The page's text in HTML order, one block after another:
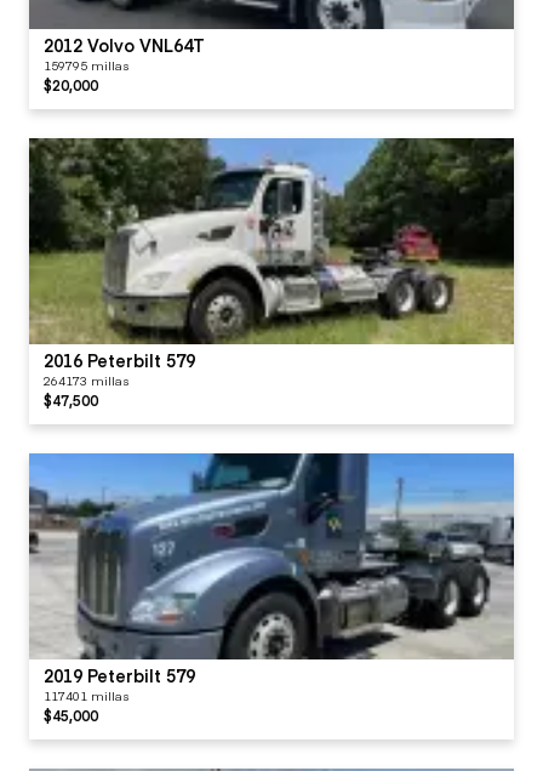
2012 Volvo VNL64T
159795 millas
$20,000
2016 Peterbilt 579
264173 millas
$47,500
2019 Peterbilt 579
117401 millas
$45,000